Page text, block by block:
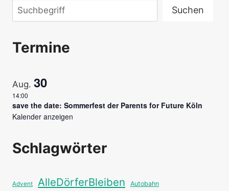
Suchen Suchen
Termine
Aug. 30
14:00
save the date: Sommerfest der Parents for Future Köln
Kalender anzeigen
Schlagwörter
Advent AlleDörferBleiben Autobahn